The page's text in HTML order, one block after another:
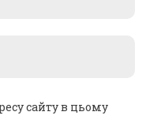
сайту в цьому